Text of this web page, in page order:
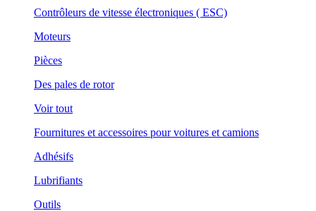
Contrôleurs de vitesse électroniques ( ESC)
Moteurs
Pièces
Des pales de rotor
Voir tout
Fournitures et accessoires pour voitures et camions
Adhésifs
Lubrifiants
Outils